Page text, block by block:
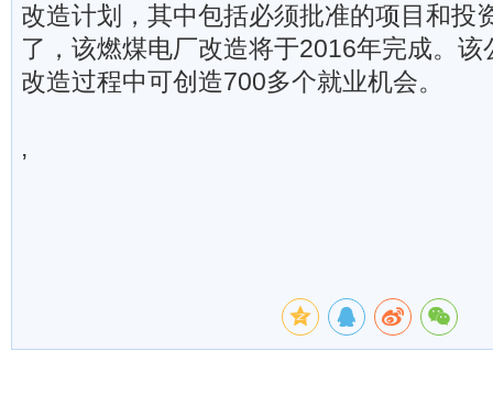
改造计划，其中包括必须批准的项目和投
了，该燃煤电厂改造将于2016年完成。
改造过程中可创造700多个就业机会。
,